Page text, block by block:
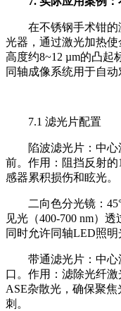
在不锈钢手术钳的
光器，通过激光加热
高度约8~12 µm的凸起
同轴成像系统用于自动
7.1 滤光片配置
陷波滤光片：中
前。作用：阻挡反射的
感器累积损伤和眩光。
二向色分光镜：
见光（400-700 nm）
同时允许同轴LED照
带通滤光片：中心
口。作用：滤除光纤
ASE杂散光，确保聚
刺。